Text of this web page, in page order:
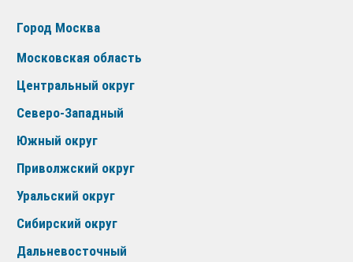
Город Москва
Московская область
Центральный округ
Северо-Западный
Южный округ
Приволжский округ
Уральский округ
Сибирский округ
Дальневосточный